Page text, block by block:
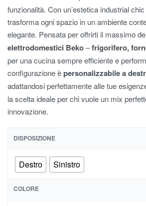
funzionalità. Con un’estetica industrial
trasforma ogni spazio in un ambiente
elegante. Pensata per offrirti il massimo
elettrodomestici Beko–frigorifero,
per una cucina sempre efficiente e
configurazione èpersonalizzabile a
adattandosi perfettamente alle tue
la scelta ideale per chi vuole un mix
innovazione.
DISPOSIZIONE
Destro Sinistro
COLORE